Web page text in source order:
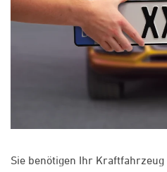
Sie benötigen Ihr